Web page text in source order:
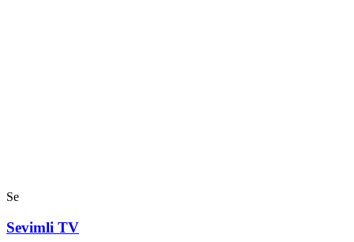
Se
Sevimli TV